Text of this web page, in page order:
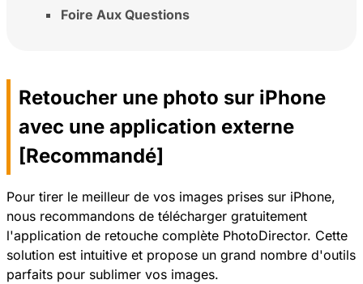
Foire Aux Questions
Retoucher une photo sur iPhone
avec une application externe
[Recommandé]
Pour tirer le meilleur de vos images prises sur iPhone,
nous recommandons de télécharger gratuitement
l'application de retouche complète PhotoDirector. Cette
solution est intuitive et propose un grand nombre d'outils
parfaits pour sublimer vos images.